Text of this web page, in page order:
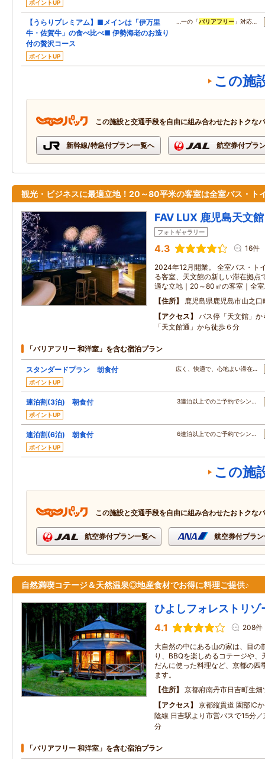
ポイントUP
【うらりプレミアム】■メインは「伊万里
牛・佐賀牛」の食べ比べ■ 伊勢海老のお造り
付の贅沢コース
ポイントUP
…一の「バリアフリー 」対応…
この施
この施設と交通手段を自由に組み合わせたおトクな
新幹線/特急付プラン一覧へ 航空券付プラ
観光・ビジネスに最適立地！20～80平米の客室は全室バス・ト
FAV LUX 鹿児島天文館
フォトギャラリー
4.3 16件
2024年12月開業。 全室バス・ト
る客室、天文館の新しい滞在拠点
適な立地｜20～80㎡の客室｜全
住所
鹿児島県鹿児島市山之口
アクセス
バス停「天文館」
「天文館通」から徒歩６分
「バリアフリー 和洋室」を含む宿泊プラン
スタンダードプラン 朝食付
ポイントUP
広く、快適で、心地よい滞在…
連泊割(3泊) 朝食付
ポイントUP
3連泊以上でのご予約でシン…
連泊割(6泊) 朝食付
ポイントUP
6連泊以上でのご予約でシン…
この施
この施設と交通手段を自由に組み合わせたおトクな
航空券付プラン一覧へ 航空券付プラ
自然満喫コテージ＆天然温泉◎地産食材でお得に料理ご提供♪
ひよしフォレストリ
4.1 208件
大自然の中にある山の家は、目の
り、BBQを楽しめるコテージや
だんに使った料理など、京都の四
ます。
住所
京都府南丹市日吉町生畑
アクセス
京都縦貫道 園部IC
陰線 日吉駅より市営バスで15分
分
「バリアフリー 和洋室」を含む宿泊プラン